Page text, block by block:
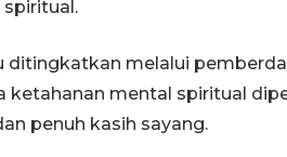
ditingkatkan melalui
ketahanan mental spiritual
penuh kasih sayang.